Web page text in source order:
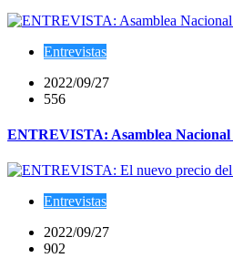
Entrevistas
2022/09/27
556
ENTREVISTA: Asamblea Nacional
Entrevistas
2022/09/27
902